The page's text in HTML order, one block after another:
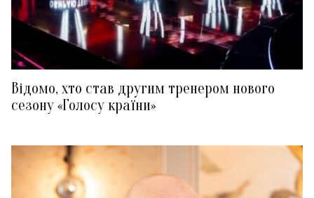
Відомо, хто став другим тренером нового
сезону «Голосу країни»